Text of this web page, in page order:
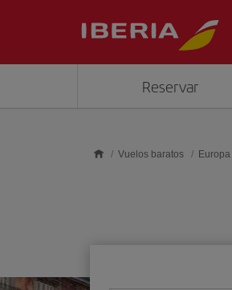
Reservar
Vuelos baratos Europa